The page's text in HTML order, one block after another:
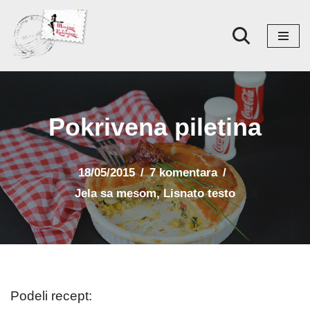
Skoči
na
Pokrivena piletina
18/05/2015
7 komentara
Jela sa mesom,Lisnato testo
Podeli recept: